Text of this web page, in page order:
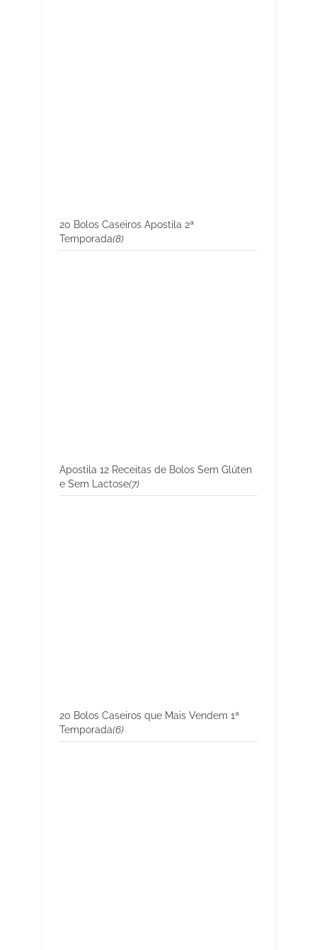
20 Bolos Caseiros Apostila 2ª
Temporada(8)
Apostila 12 Receitas de Bolos Sem Glúten
e Sem Lactose(7)
20 Bolos Caseiros que Mais Vendem 1ª
Temporada(6)